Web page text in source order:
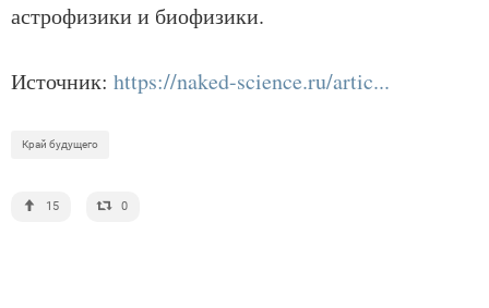
астрофизики и биофизики.
Источник: https://naked-science.ru/artic...
Край будущего
15 0